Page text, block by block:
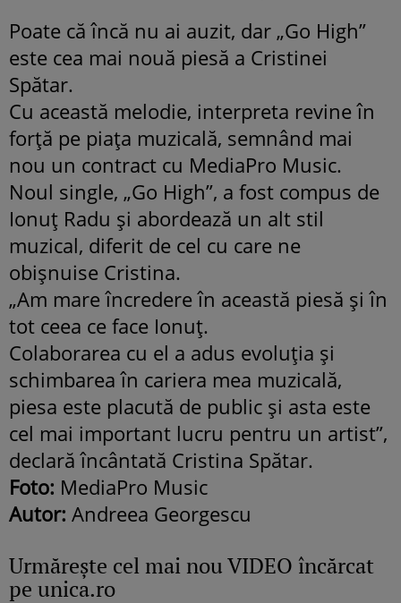
Poate că încă nu ai auzit, dar „Go High”
este cea mai nouă piesă a Cristinei
Spătar.
Cu această melodie, interpreta revine în
forţă pe piaţa muzicală, semnând mai
nou un contract cu MediaPro Music.
Noul single, „Go High”, a fost compus de
Ionuţ Radu şi abordează un alt stil
muzical, diferit de cel cu care ne
obişnuise Cristina.
„Am mare încredere în această piesă şi în
tot ceea ce face Ionuţ.
Colaborarea cu el a adus evoluţia şi
schimbarea în cariera mea muzicală,
piesa este placută de public şi asta este
cel mai important lucru pentru un artist”,
declară încântată Cristina Spătar.
Foto: MediaPro Music
Autor: Andreea Georgescu
Urmăreşte cel mai nou VIDEO încărcat
pe unica.ro